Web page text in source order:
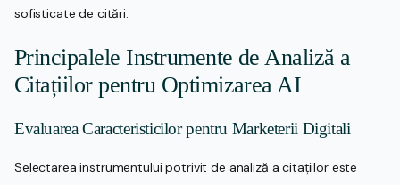
sofisticate de citări.
Principalele Instrumente de Analiză a
Citațiilor pentru Optimizarea AI
Evaluarea Caracteristicilor pentru Marketerii Digitali
Selectarea instrumentului potrivit de analiză a citațiilor este